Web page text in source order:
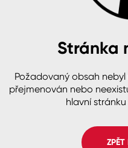
B2B
Česko
Slovensko
Beton, asfalt,
Plast, sklo,
Stěny
Fasády
Spreje
Colorlak Pta
Stránka
Požadovaný obsah
přejmenován nebo
hlavní